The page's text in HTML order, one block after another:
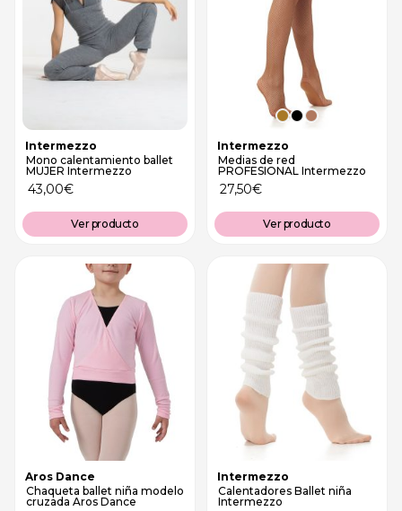
Intermezzo
Mono calentamiento ballet
MUJER Intermezzo
43,00€
Ver producto
Intermezzo
Medias de red
PROFESIONAL Intermezzo
27,50€
Ver producto
Aros Dance
Chaqueta ballet niña modelo
cruzada Aros Dance
Intermezzo
Calentadores Ballet niña
Intermezzo